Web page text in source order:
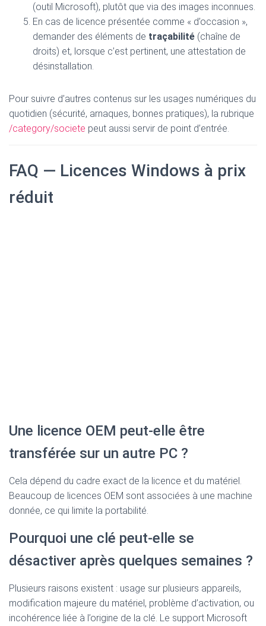
(outil Microsoft), plutôt que via des images inconnues.
En cas de licence présentée comme « d’occasion »,
demander des éléments de traçabilité (chaîne de
droits) et, lorsque c’est pertinent, une attestation de
désinstallation.
Pour suivre d’autres contenus sur les usages numériques du
quotidien (sécurité, arnaques, bonnes pratiques), la rubrique
/category/societe peut aussi servir de point d’entrée.
FAQ — Licences Windows à prix
réduit
Une licence OEM peut-elle être
transférée sur un autre PC ?
Cela dépend du cadre exact de la licence et du matériel.
Beaucoup de licences OEM sont associées à une machine
donnée, ce qui limite la portabilité.
Pourquoi une clé peut-elle se
désactiver après quelques semaines ?
Plusieurs raisons existent : usage sur plusieurs appareils,
modification majeure du matériel, problème d’activation, ou
incohérence liée à l’origine de la clé. Le support Microsoft